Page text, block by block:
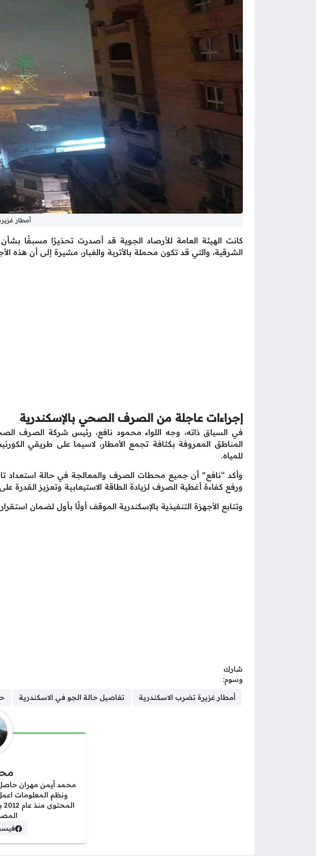
أمطار
كانت الهيئة العامة للأرصاد الجوية قد أصدرت تحذيرًا مسبقًا
الشرقية، والتي قد تكون محملة بالأتربة والغبار، مشيرة إلى أن
إجراءات عاجلة من الصرف الصحي بالإسكندرية
في السياق ذاته، وجه اللواء محمود نافع، رئيس شركة الصرف
المناطق المعروفة بكثافة تجمع الأمطار، لاسيما على طريقي
للمياه.
وأكد “نافع” أن جميع محطات الصرف والمعالجة في حالة استعداد
ورفع كفاءة أغطية الصرف لزيادة الطاقة الاستيعابية وتعزيز
وتتابع الأجهزة التنفيذية بالإسكندرية الموقف أولًا بأول لضمان
شارك
وسوم:
أمطار غزيرة تضرب الاسكندرية تفاصيل حالة الجو في الاسكندرية
محمد أيمن مهران
ونظم المعلومات